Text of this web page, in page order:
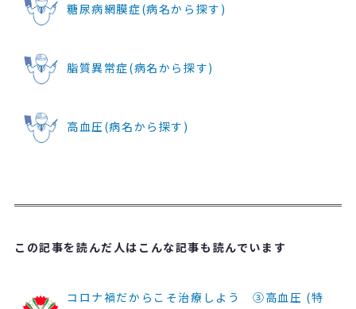
糖尿病網膜症(病名から探す)
脂質異常症(病名から探す)
高血圧(病名から探す)
この記事を読んだ人はこんな記事も読んでいます
コロナ禍だからこそ治療しよう ③高血圧 (特